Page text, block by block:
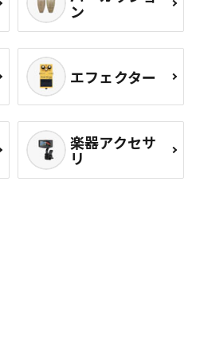
ン
エフェクター
楽器アクセサ
リ